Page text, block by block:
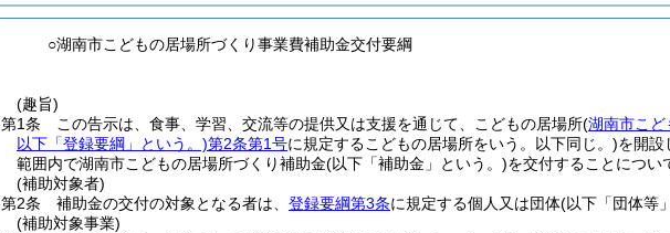
○湖南市こどもの居場所づくり事業費補助金交付要綱
(趣旨)
第1条
この告示は、食事、学習、交流等の提供又は支援を通じて、こどもの居場所(湖南市こど
以下「登録要綱」という。)第2条第1号に規定するこどもの居場所をいう。以下同じ。)を開設
範囲内で湖南市こどもの居場所づくり補助金(以下「補助金」という。)を交付することについ
(補助対象者)
第2条
補助金の交付の対象となる者は、 登録要綱第3条に規定する個人又は団体(以下「団体等
(補助対象事業)